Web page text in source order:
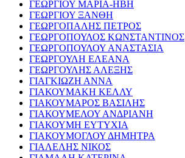
ΓΕΩΡΓΙΟΥ ΜΑΡΙΑ-ΗΒΗ
ΓΕΩΡΓΙΟΥ ΞΑΝΘΗ
ΓΕΩΡΓΟΠΑΛΗΣ ΠΕΤΡΟΣ
ΓΕΩΡΓΟΠΟΥΛΟΣ ΚΩΝΣΤΑΝΤΙΝΟΣ
ΓΕΩΡΓΟΠΟΥΛΟΥ ΑΝΑΣΤΑΣΙΑ
ΓΕΩΡΓΟΥΛΗ ΕΛΕΑΝΑ
ΓΕΩΡΓΟΥΛΗΣ ΑΛΕΞΗΣ
ΓΙΑΓΚΙΩΖΗ ΑΝΝΑ
ΓΙΑΚΟΥΜΑΚΗ ΚΕΛΛΥ
ΓΙΑΚΟΥΜΑΡΟΣ ΒΑΣΙΛΗΣ
ΓΙΑΚΟΥΜΕΛΟΥ ΑΝΔΡΙΑΝΗ
ΓΙΑΚΟΥΜΗ ΕΥΤΥΧΙΑ
ΓΙΑΚΟΥΜΟΓΛΟΥ ΔΗΜΗΤΡΑ
ΓΙΑΛΕΛΗΣ ΝΙΚΟΣ